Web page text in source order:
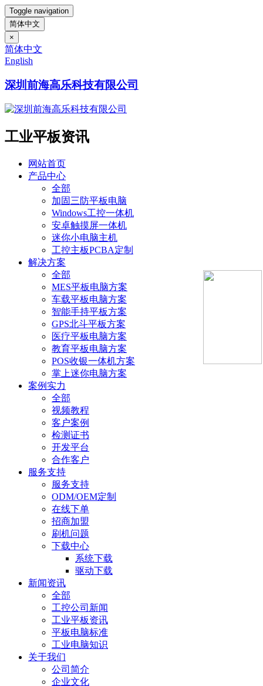
Toggle navigation
简体中文
×
简体中文
English
深圳前海高乐科技有限公司
工业平板资讯
网站首页
产品中心
全部
加固三防平板电脑
Windows工控一体机
安卓触摸屏一体机
迷你小电脑主机
工控主板PCBA定制
解决方案
全部
MES平板电脑方案
车载平板电脑方案
智能手持平板方案
GPS北斗平板方案
医疗平板电脑方案
教育平板电脑方案
POS收银一体机方案
掌上迷你电脑方案
案例实力
全部
视频教程
客户案例
检测证书
开发平台
合作客户
服务支持
服务支持
ODM/OEM定制
在线下单
招商加盟
刷机问题
下载中心
系统下载
驱动下载
新闻资讯
全部
工控公司新闻
工业平板资讯
平板电脑标准
工业电脑知识
关于我们
公司简介
企业文化